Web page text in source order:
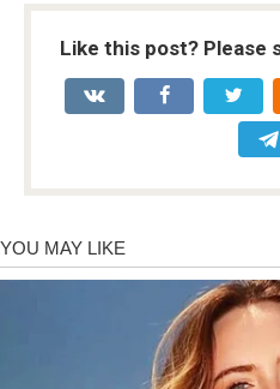
Like this post? Please